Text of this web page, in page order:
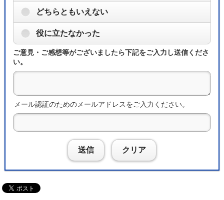
どちらともいえない
役に立たなかった
ご意見・ご感想等がございましたら下記をご入力し送信くださ
い。
メール認証のためのメールアドレスをご入力ください。
送信 クリア